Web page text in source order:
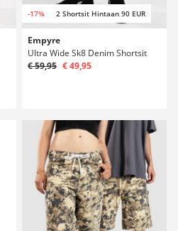
-17% 2 Shortsit Hintaan 90 EUR
Empyre
Ultra Wide Sk8 Denim Shortsit
€ 59,95 € 49,95